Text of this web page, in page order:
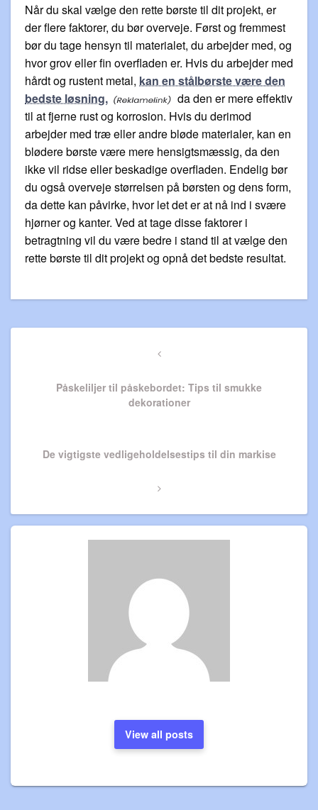
Når du skal vælge den rette børste til dit projekt, er
der flere faktorer, du bør overveje. Først og fremmest
bør du tage hensyn til materialet, du arbejder med, og
hvor grov eller fin overfladen er. Hvis du arbejder med
hårdt og rustent metal, kan en stålbørste være den
bedste løsning,
da den er mere effektiv
til at fjerne rust og korrosion. Hvis du derimod
arbejder med træ eller andre bløde materialer, kan en
blødere børste være mere hensigtsmæssig, da den
ikke vil ridse eller beskadige overfladen. Endelig bør
du også overveje størrelsen på børsten og dens form,
da dette kan påvirke, hvor let det er at nå ind i svære
hjørner og kanter. Ved at tage disse faktorer i
betragtning vil du være bedre i stand til at vælge den
rette børste til dit projekt og opnå det bedste resultat.
Previous
Påskeliljer til påskebordet: Tips til smukke
dekorationer
Next
De vigtigste vedligeholdelsestips til din markise
View all posts